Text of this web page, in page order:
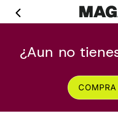
directamente
al contenido
¿Aun no